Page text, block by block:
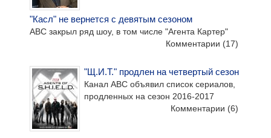
"Касл" не вернется с девятым сезоном
ABC закрыл ряд шоу, в том числе "Агента Картер"
Комментарии (17)
"Щ.И.Т." продлен на четвертый сезон
Канал ABC объявил список сериалов,
продленных на сезон 2016-2017
Комментарии (6)